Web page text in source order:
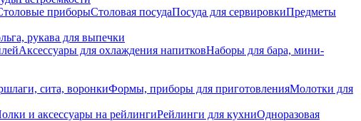
приборыСтоловая посудаПосуда для сервировкиПредметы
рукава для выпечки
Аксессуары для охлаждения напитковНаборы для бара, мини-
сита, воронкиФормы, приборы для приготовленияМолотки для
и аксессуары на рейлингиРейлинги для кухниОдноразовая